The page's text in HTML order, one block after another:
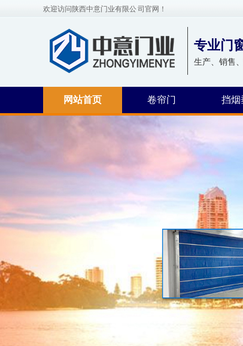
欢迎访问陕西中意门业有限公 司官网！
专业门
生产、销售
网站首页 卷帘门 挡烟